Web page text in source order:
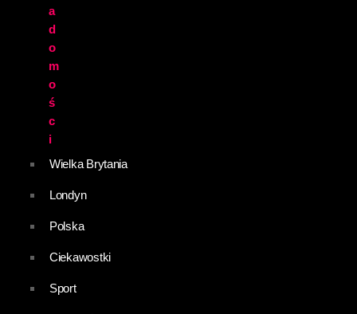
a
d
o
m
o
ś
c
i
Wielka Brytania
Londyn
Polska
Ciekawostki
Sport